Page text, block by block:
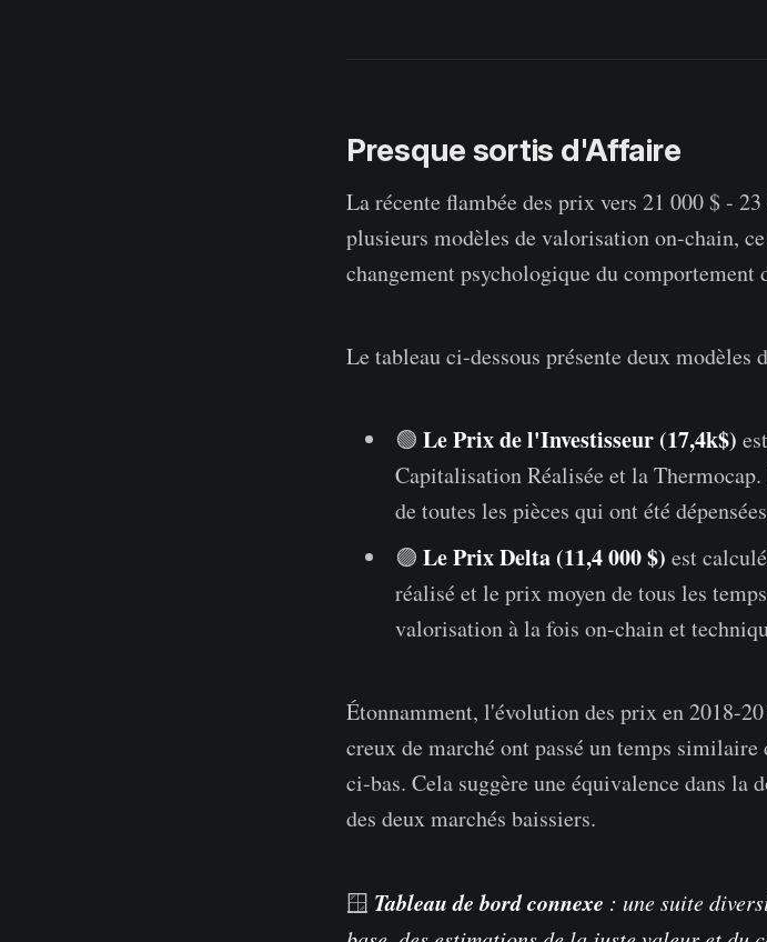
Presque sortis d'Affaire
La récente flambée des prix vers 21 000 $ -
plusieurs modèles de valorisation on-chain,
changement psychologique du comportement
Le tableau ci-dessous présente deux modèles
🟢 Le Prix de l'Investisseur (17,4k$)
Capitalisation Réalisée et la
de toutes les pièces qui ont été
🟣 Le Prix Delta (11,4 000 $) est
réalisé et le prix moyen de tous les
valorisation à la fois on-chain et
Étonnamment, l'évolution des prix en 2018-
creux de marché ont passé un temps
ci-bas. Cela suggère une équivalence dans la
des deux marchés baissiers.
🪟 Tableau de bord connexe : une suite